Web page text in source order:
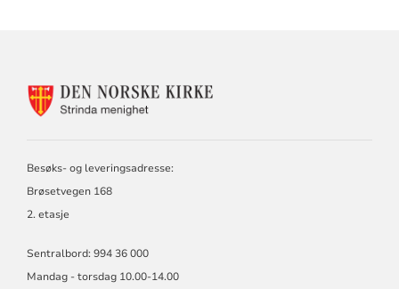
Besøks- og leveringsadresse:
Brøsetvegen 168
2. etasje
Sentralbord: 994 36 000
Mandag - torsdag 10.00-14.00